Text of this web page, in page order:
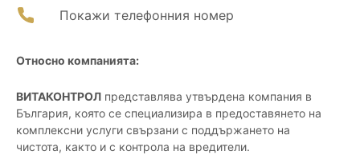
Покажи телефонния номер
Относно компанията:
ВИТАКОНТРОЛ представлява утвърдена компания в
България, която се специализира в предоставянето на
комплексни услуги свързани с поддържането на
чистота, както и с контрола на вредители.